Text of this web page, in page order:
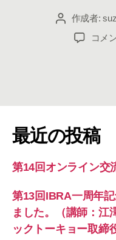
投 作成者:
第
ラ
ン
勉
会
実
施
し
コメ
最近の投稿
第14回オンライン交
第13回IBRA一周年
ました。（講師：江
ックトーキョー取締